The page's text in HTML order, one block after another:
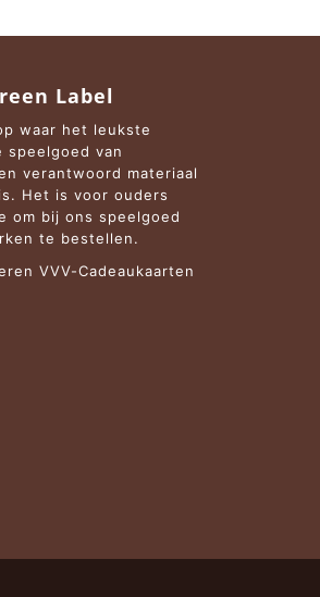
Label
waar het leukste
speelgoed van
verantwoord materiaal
Het is voor ouders
om bij ons speelgoed
te bestellen.
VVV-Cadeaukaarten